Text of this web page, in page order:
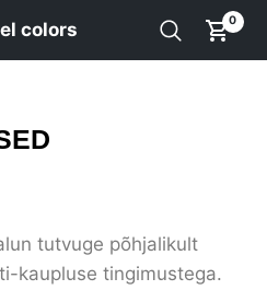
colors 0
tutvuge põhjalikult
kaupluse tingimustega.